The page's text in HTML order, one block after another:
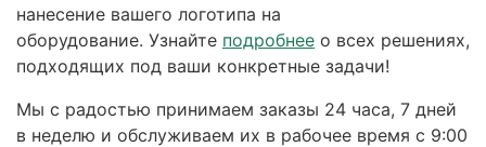
нанесение вашего логотипа на
оборудование. Узнайте подробнее о всех решениях,
подходящих под ваши конкретные задачи!
Мы с радостью принимаем заказы 24 часа, 7 дней
в неделю и обслуживаем их в рабочее время с 9:00